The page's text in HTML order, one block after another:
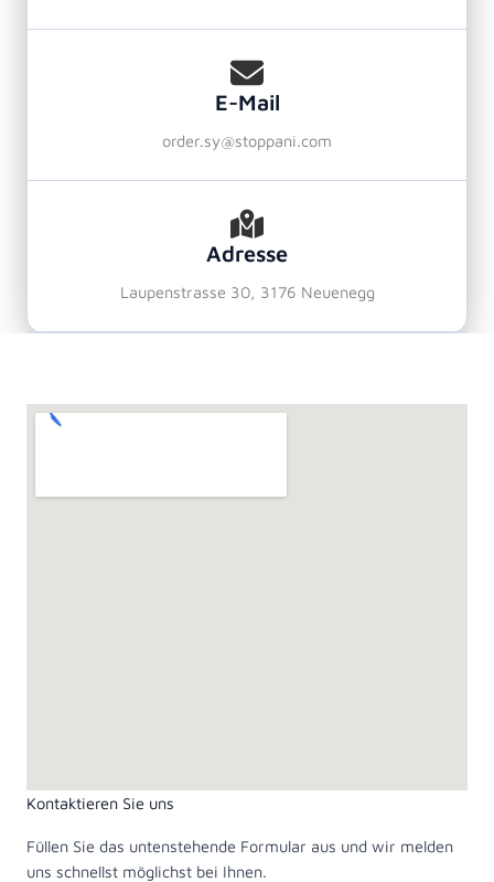
E-Mail
order.sy@stoppani.com
Adresse
Laupenstrasse 30, 3176 Neuenegg
Kontaktieren Sie uns
Füllen Sie das untenstehende Formular aus und wir melden
uns schnellst möglichst bei Ihnen.